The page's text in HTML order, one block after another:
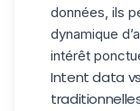
données, ils
dynamique
intérêt
Intent data